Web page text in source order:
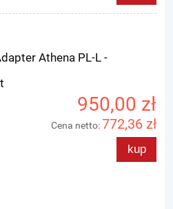
Athena PL-L -
950,00 zł
Cena netto:772,36 zł
kup